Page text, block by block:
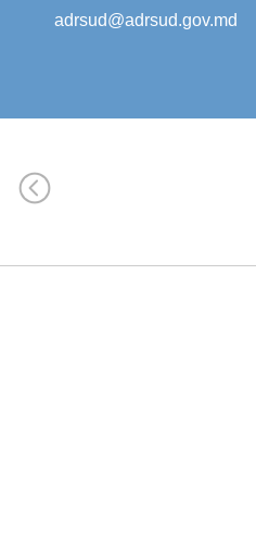
adrsud@adrsud.gov.md